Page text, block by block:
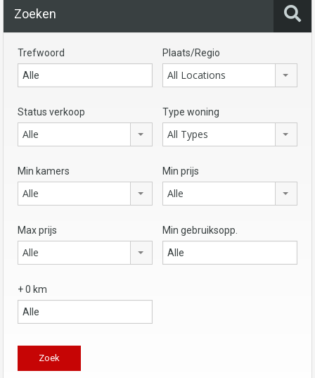
Zoeken
Trefwoord Plaats/Regio
All Locations
Status verkoop
Alle
Type woning
All Types
Min kamers
Alle
Min prijs
Alle
Max prijs
Alle
Min gebruiksopp.
+ 0 km